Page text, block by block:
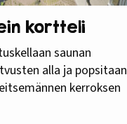
kortteli
saunan
alla ja popsitaan
kerroksen